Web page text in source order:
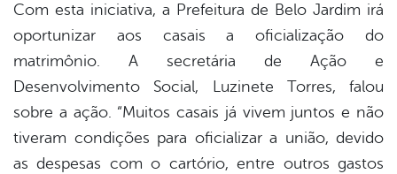
Com esta iniciativa, a Prefeitura de Belo Jardim irá
oportunizar aos casais a oficialização do
matrimônio. A secretária de Ação e
Desenvolvimento Social, Luzinete Torres, falou
sobre a ação. “Muitos casais já vivem juntos e não
tiveram condições para oficializar a união, devido
as despesas com o cartório, entre outros gastos